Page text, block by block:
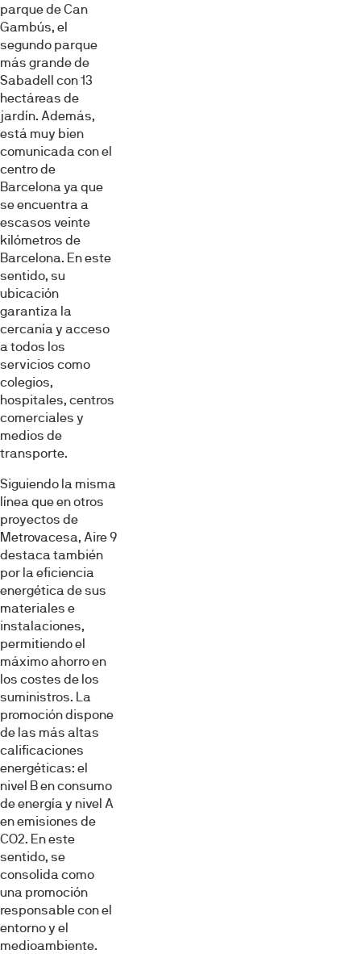
parque de Can
Gambús, el
segundo parque
más grande de
Sabadell con 13
hectáreas de
jardín. Además,
está muy bien
comunicada con el
centro de
Barcelona ya que
se encuentra a
escasos veinte
kilómetros de
Barcelona. En este
sentido, su
ubicación
garantiza la
cercanía y acceso
a todos los
servicios como
colegios,
hospitales, centros
comerciales y
medios de
transporte.
Siguiendo la misma
línea que en otros
proyectos de
Metrovacesa, Aire 9
destaca también
por la eficiencia
energética de sus
materiales e
instalaciones,
permitiendo el
máximo ahorro en
los costes de los
suministros. La
promoción dispone
de las más altas
calificaciones
energéticas: el
nivel B en consumo
de energía y nivel A
en emisiones de
CO2. En este
sentido, se
consolida como
una promoción
responsable con el
entorno y el
medioambiente.